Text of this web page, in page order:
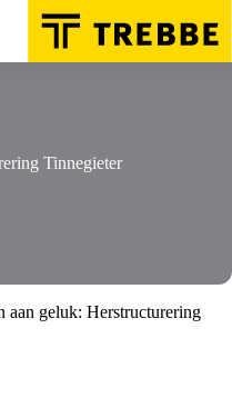
Tinnegieter
aan geluk: Herstructurering